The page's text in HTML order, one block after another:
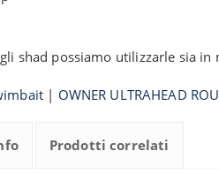
possiamo utilizzarle sia
| OWNER ULTRAHEAD
Prodotti correlati